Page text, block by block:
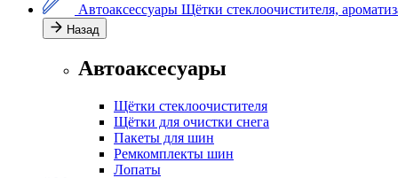
Автоаксессуары Щётки стеклоочистителя,
Назад
Автоаксесуары
Щётки стеклоочистителя
Щётки для очистки снега
Пакеты для шин
Ремкомплекты шин
Лопаты